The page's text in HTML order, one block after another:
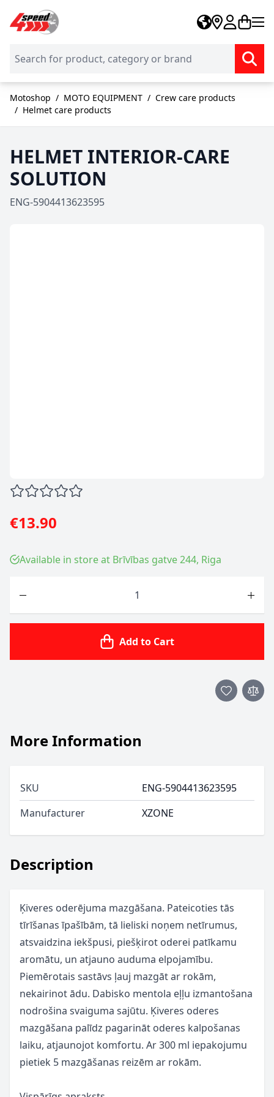
Skip to Content
Motoshop / MOTO EQUIPMENT / Crew care products
/ Helmet care products
HELMET INTERIOR-CARE
SOLUTION
ENG-5904413623595
€13.90
Available in store at Brīvības gatve 244, Riga
Add to Cart
Description
Ķiveres oderējuma mazgāšana. Pateicoties tās
tīrīšanas īpašībām, tā lieliski noņem netīrumus,
atsvaidzina iekšpusi, piešķirot oderei patīkamu
aromātu, un atjauno auduma elpojamību.
Piemērotais sastāvs ļauj mazgāt ar rokām,
nekairinot ādu. Dabisko mentola eļļu izmantošana
nodrošina svaiguma sajūtu. Ķiveres oderes
mazgāšana palīdz pagarināt oderes kalpošanas
laiku, atjaunojot komfortu. Ar 300 ml iepakojumu
pietiek 5 mazgāšanas reizēm ar rokām.
More Information
SKU
ENG-5904413623595
Manufacturer
XZONE